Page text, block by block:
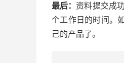
最后： 资料提交成
个工作日的时间。
己的产品了。